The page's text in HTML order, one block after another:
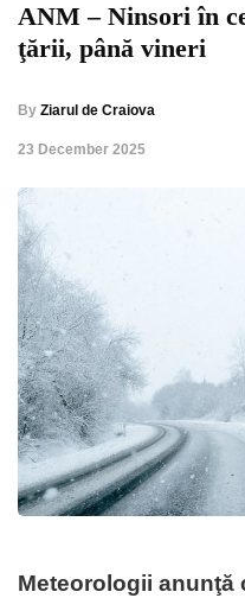
ANM – Ninsori în
ţării, până vineri
By Ziarul de Craiova
,23 December 2025
Meteorologii anunţă